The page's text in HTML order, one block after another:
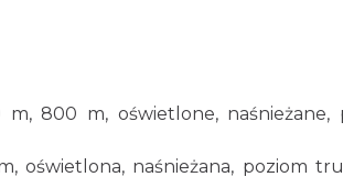
800 m, oświetlone, naśnieżane,
oświetlona, naśnieżana, poziom